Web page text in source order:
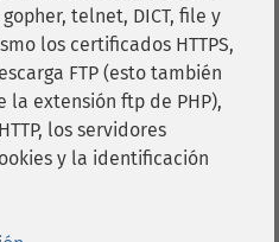
telnet, DICT, file y
los certificados HTTPS,
FTP (esto también
extensión ftp de PHP),
los servidores
y la identificación